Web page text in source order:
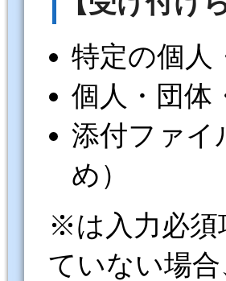
特定の個人
個人・団体
添付ファイ
め）
※は入力必須
ていない場